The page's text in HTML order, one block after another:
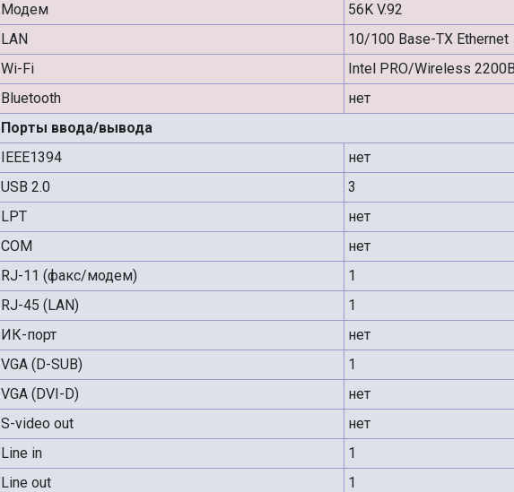
Модем
56K V.92
LAN
10/100 Base-TX Ethernet
Wi-Fi
Intel PRO/Wireless
Bluetooth
нет
Порты ввода/вывода
IEEE1394
нет
USB 2.0
3
LPT
нет
COM
нет
RJ-11 (факс/модем)
1
RJ-45 (LAN)
1
ИК-порт
нет
VGA (D-SUB)
1
VGA (DVI-D)
нет
S-video out
нет
Line in
1
Line out
1